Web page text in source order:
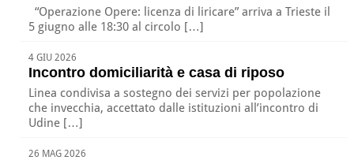
“Operazione Opere: licenza di liricare” arriva a Trieste il
5 giugno alle 18:30 al circolo […]
4 GIU 2026
Incontro domiciliarità e casa di riposo
Linea condivisa a sostegno dei servizi per popolazione
che invecchia, accettato dalle istituzioni all’incontro di
Udine […]
26 MAG 2026